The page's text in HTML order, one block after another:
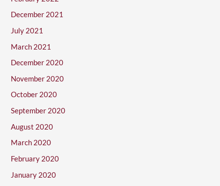
December 2021
July 2021
March 2021
December 2020
November 2020
October 2020
September 2020
August 2020
March 2020
February 2020
January 2020